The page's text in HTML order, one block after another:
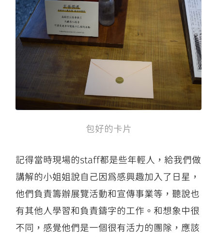
包好的卡片
記得當時現場的staff都是些年輕人，給我們做
講解的小姐姐說自己因爲感興趣加入了日星，
他們負責籌辦展覽活動和宣傳事業等，聽說也
有其他人學習和負責鑄字的工作。和想象中很
不同，感覺他們是一個很有活力的團隊，應該